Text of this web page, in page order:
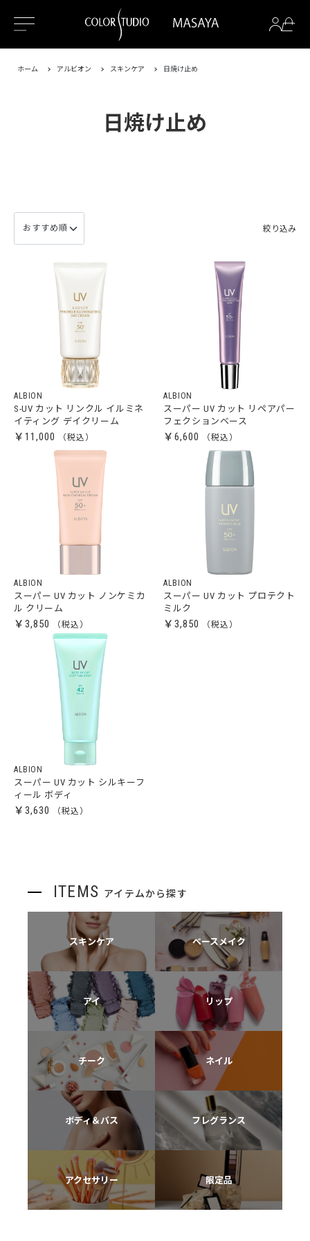
ホーム アルビオン スキンケア 日焼け止め
日焼け止め
絞り込み
ALBION
S-UV カット リンクル イルミネ
イティング デイクリーム
￥11,000
ALBION
スーパー UV カット リペアパー
フェクションベース
￥6,600
ALBION
スーパー UV カット ノンケミカ
ル クリーム
￥3,850
ALBION
スーパー UV カット プロテクト
ミルク
￥3,850
ALBION
スーパー UV カット シルキーフ
ィール ボディ
￥3,630
ITEMS アイテムから探す
スキンケア ベースメイク
アイ リップ
チーク ネイル
ボディ＆バス フレグランス
アクセサリー 限定品